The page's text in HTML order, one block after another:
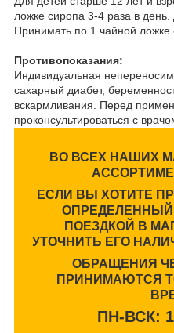
ложке сиропа 3-4 раза в
Принимать по 1 чайной ложке
Противопоказания:
Индивидуальная
сахарный диабет,
вскармливания. Перед
проконсультироваться с
ВО ВСЕХ НАШИХ
ЕСЛИ ВЫ ХОТИТЕ
ОПРЕДЕЛЕННЫЙ
ПОЕЗДКОЙ В
УТОЧНИТЬ ЕГО
ОБРАЩЕНИЯ
ПРИНИМАЮТСЯ
ПН-ВСК: